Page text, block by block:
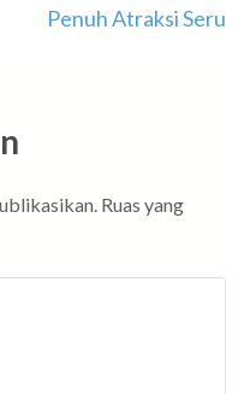
Penuh Atraksi Seru
Ruas yang